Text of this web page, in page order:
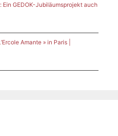
GEDOK-Jubiläumsprojekt auch
Amante » in Paris |